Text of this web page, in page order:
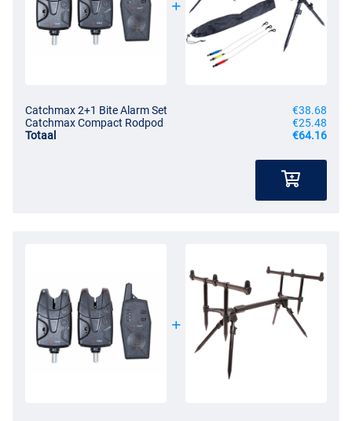
Catchmax 2+1 Bite Alarm Set
€38.68
Catchmax Compact Rodpod
€25.48
Totaal
€64.16